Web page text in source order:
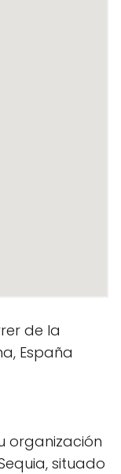
organización
situado